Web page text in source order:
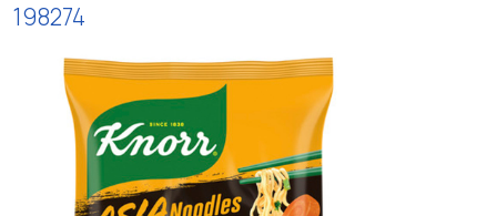
198274